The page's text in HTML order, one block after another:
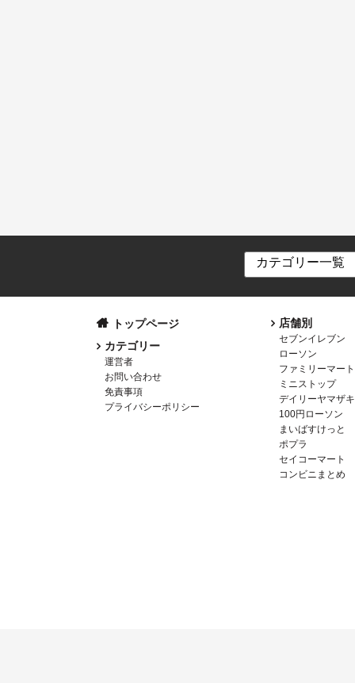
トップページ
カテゴリー
運営者
お問い合わせ
免責事項
プライバシーポリシー
店舗別
セブンイレブン
ローソン
ファミリーマート
ミニストップ
デイリーヤマザキ
100円ローソン
まいばすけっと
ポプラ
セイコーマート
コンビニまとめ